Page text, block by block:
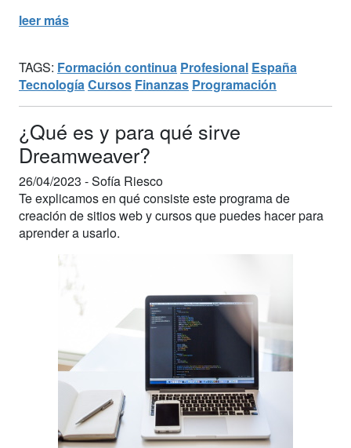
leer más
TAGS: Formación continua Profesional España
Tecnología Cursos Finanzas Programación
¿Qué es y para qué sirve
Dreamweaver?
26/04/2023 -Sofía Riesco
Te explicamos en qué consiste este programa de
creación de sitios web y cursos que puedes hacer para
aprender a usarlo.